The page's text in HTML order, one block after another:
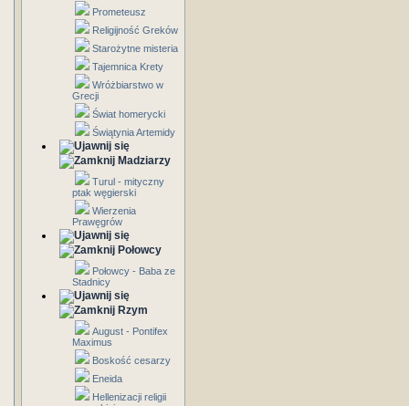
Prometeusz
Religijność Greków
Starożytne misteria
Tajemnica Krety
Wróżbiarstwo w
Grecji
Świat homerycki
Świątynia Artemidy
Madziarzy
Turul - mityczny
ptak węgierski
Wierzenia
Prawęgrów
Połowcy
Połowcy - Baba ze
Stadnicy
Rzym
August - Pontifex
Maximus
Boskość cesarzy
Eneida
Hellenizacji religii